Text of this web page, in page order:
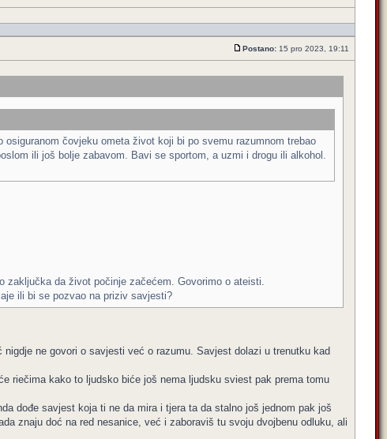
Postano: 15 pro 2023, 19:11
čovjeku ometa život koji bi po svemu razumnom trebao
ili još bolje zabavom. Bavi se sportom, a uzmi i drogu ili alkohol.
zaključka da život počinje začećem. Govorimo o ateisti.
ili bi se pozvao na priziv savjesti?
ne govori o savjesti već o razumu. Savjest dolazi u trenutku kad
riečima kako to ljudsko biće još nema ljudsku sviest pak prema tomu
dođe savjest koja ti ne da mira i tjera ta da stalno još jednom pak još
znaju doć na red nesanice, već i zaboraviš tu svoju dvojbenu odluku, ali